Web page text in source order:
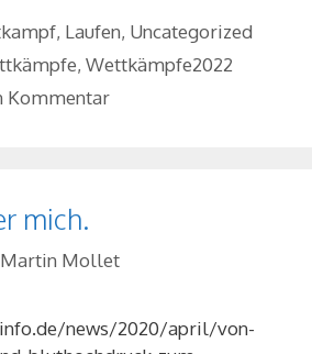
, Laufen, Uncategorized
,Wettkämpfe2022
Kommentar
mich.
Martin Mollet
news/2020/april/von-